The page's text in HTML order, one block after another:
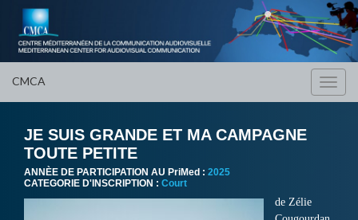
CMCA
JE SUIS GRANDE ET MA CAMPAGNE
TOUTE PETITE
ANNÈE DE PARTICIPATION AU PriMed : 2025
CATEGORIE D'INSCRIPTION : Court
de Zélie